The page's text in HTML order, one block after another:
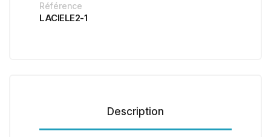
Référence
LACIELE2-1
Description